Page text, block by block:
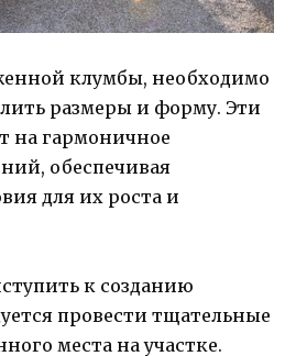
клумбы, необходимо
размеры и форму. Эти
на гармоничное
обеспечивая
для их роста и
к созданию
провести тщательные
места на участке.